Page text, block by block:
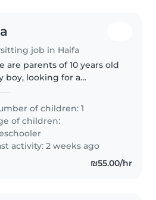
job in Haifa
are parents of 10 years old
boy, looking for a
Our son is nonverbal kid
of children: 1
of children:
activity: 2 weeks ago
₪55.00/hr